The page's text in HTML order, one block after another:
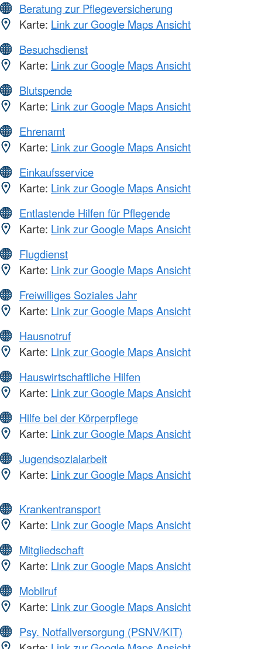
Beratung zur Pflegeversicherung
Karte: Link zur Google Maps Ansicht
Besuchsdienst
Karte: Link zur Google Maps Ansicht
Blutspende
Karte: Link zur Google Maps Ansicht
Ehrenamt
Karte: Link zur Google Maps Ansicht
Einkaufsservice
Karte: Link zur Google Maps Ansicht
Entlastende Hilfen für Pflegende
Karte: Link zur Google Maps Ansicht
Flugdienst
Karte: Link zur Google Maps Ansicht
Freiwilliges Soziales Jahr
Karte: Link zur Google Maps Ansicht
Hausnotruf
Karte: Link zur Google Maps Ansicht
Hauswirtschaftliche Hilfen
Karte: Link zur Google Maps Ansicht
Hilfe bei der Körperpflege
Karte: Link zur Google Maps Ansicht
Jugendsozialarbeit
Karte: Link zur Google Maps Ansicht
Krankentransport
Karte: Link zur Google Maps Ansicht
Mitgliedschaft
Karte: Link zur Google Maps Ansicht
Mobilruf
Karte: Link zur Google Maps Ansicht
Psy. Notfallversorgung (PSNV/KIT)